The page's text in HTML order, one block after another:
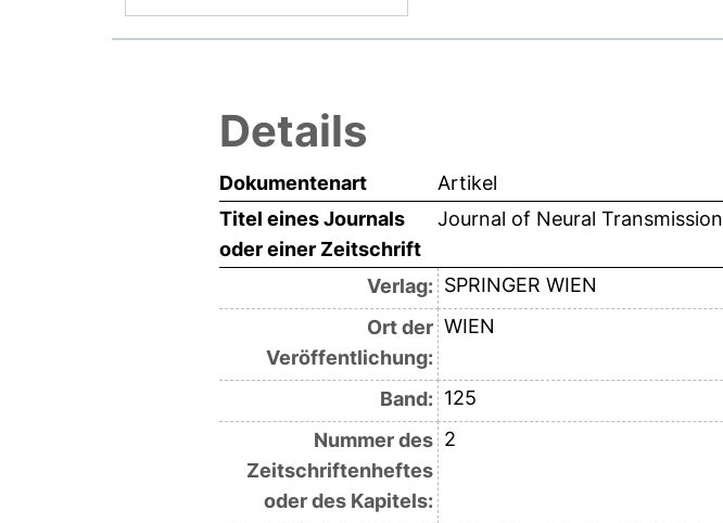
Details
Dokumentenart
Artikel
Titel eines Journals
oder einer Zeitschrift
Journal of Neural Transmission
Verlag: SPRINGER WIEN
Ort der
Veröffentlichung:
WIEN
Band: 125
Nummer des
Zeitschriftenheftes
oder des Kapitels:
2